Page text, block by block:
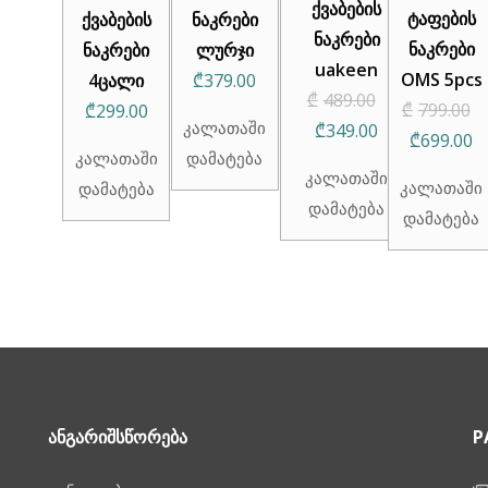
ქვაბების
ნაკრები
4ცალი
₾299.00
კალათაში
დამატება
ნაკრები
ლურჯი
₾379.00
კალათაში
დამატება
ქვაბების
ნაკრები
uakeen
₾ 489.00
Original
price
₾489.00.
₾349.00 Current
is:
₾349.00.
კალათაში
დამატება
ტაფების
ნაკრები
OMS 5pcs
₾ 799.00
Original
was:
₾799.00.
₾699.00
is:
კალათაში
დამატება
ᲐᲜᲒᲐᲠᲘᲨᲡᲬᲝᲠᲔᲑᲐ